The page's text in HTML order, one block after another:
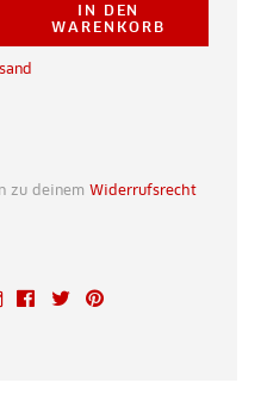
IN DEN
WARENKORB
zu deinem Widerrufsrecht